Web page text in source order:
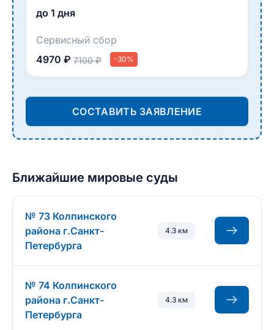
до 1 дня
Сервисный сбор
4970 ₽ 7100 ₽ -30%
СОСТАВИТЬ ЗАЯВЛЕНИЕ
Ближайшие мировые суды
№ 73 Колпинского
района г.Санкт-
Петербурга
4.3 км
№ 74 Колпинского
района г.Санкт-
Петербурга
4.3 км